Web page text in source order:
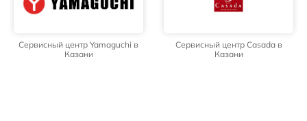
Сервисный центр Yamaguchi в
Казани
Сервисный центр Casada в
Казани